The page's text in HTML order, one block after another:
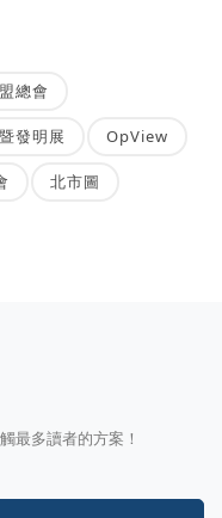
總會
發明展 OpView
北市圖
最多讀者的方案！